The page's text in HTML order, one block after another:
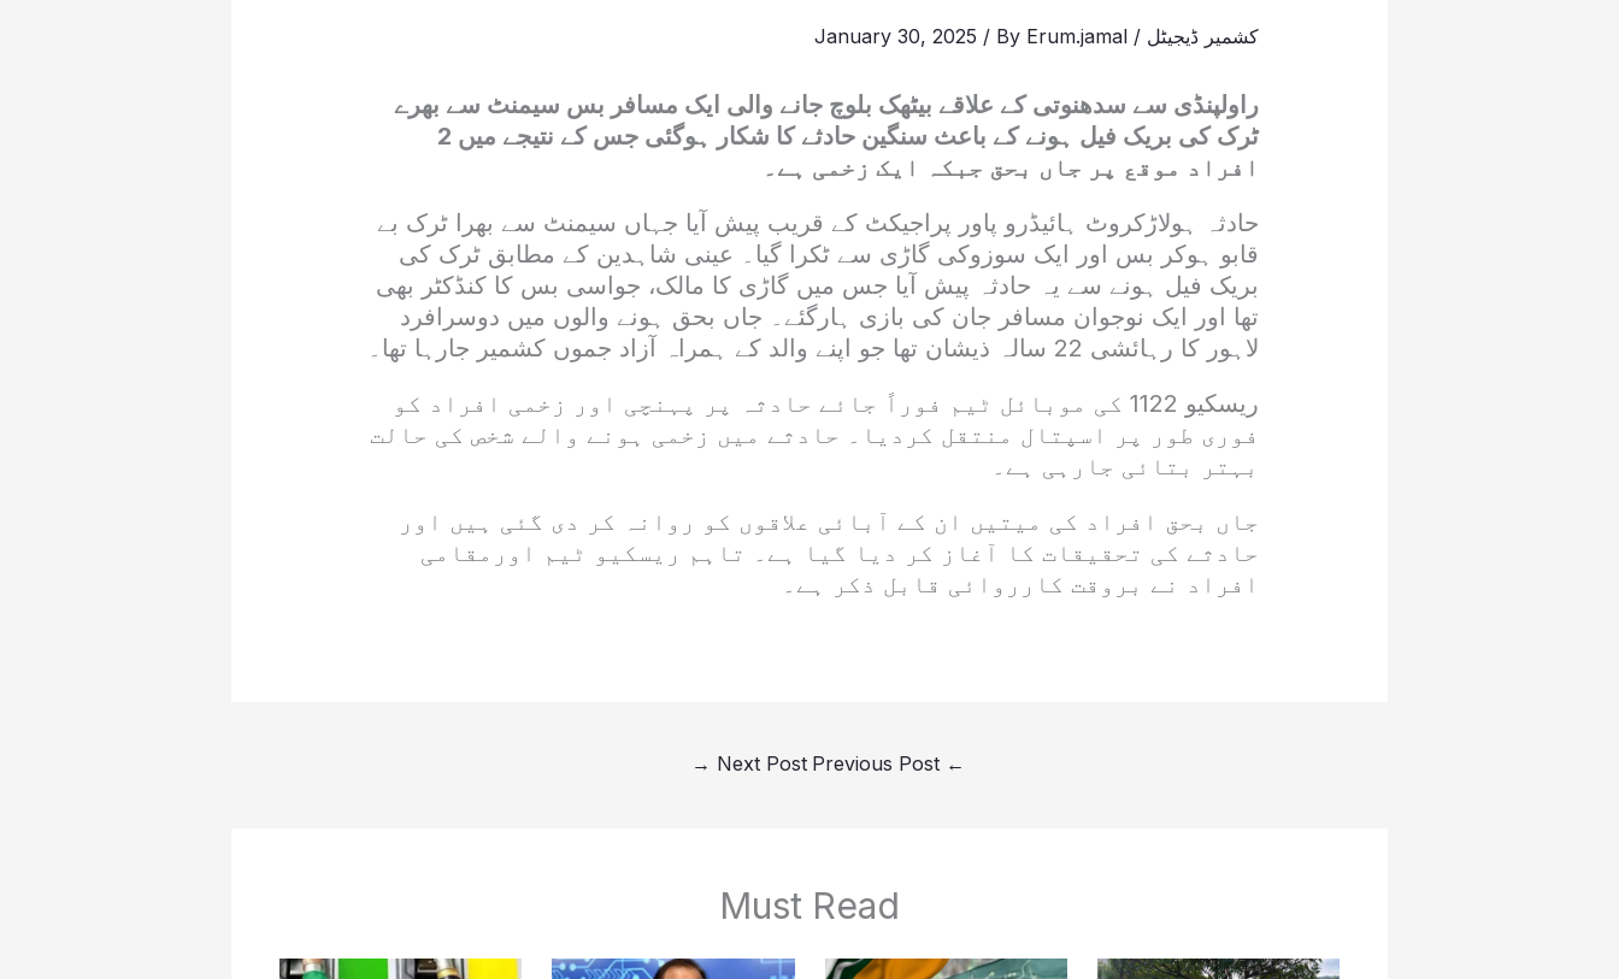
کشمیر ڈیجیٹل /
January 30, 2025 / By Erum.jamal
راولپنڈی سے سدھنوتی کے علاقے بیٹھک بلوچ جانے والی ایک مسافر بس سیمنٹ سے بھرے
ٹرک کی بریک فیل ہونے کے باعث سنگین حادثے کا شکار ہوگئی جس کے نتیجے میں 2
افراد موقع پر جاں بحق جبکہ ایک زخمی ہے۔
حادثہ ہولاڑکروٹ ہائیڈرو پاور پراجیکٹ کے قریب پیش آیا جہاں سیمنٹ سے بھرا ٹرک بے
قابو ہوکر بس اور ایک سوزوکی گاڑی سے ٹکرا گیا۔ عینی شاہدین کے مطابق ٹرک کی
بریک فیل ہونے سے یہ حادثہ پیش آیا جس میں گاڑی کا مالک، جواسی بس کا کنڈکٹر بھی
تھا اور ایک نوجوان مسافر جان کی بازی ہارگئے۔ جاں بحق ہونے والوں میں دوسرافرد
لاہور کا رہائشی 22 سالہ ذیشان تھا جو اپنے والد کے ہمراہ آزاد جموں کشمیر جارہا تھا۔
ریسکیو 1122 کی موبائل ٹیم فوراً جائے حادثہ پر پہنچی اور زخمی افراد کو
فوری طور پر اسپتال منتقل کردیا۔ حادثے میں زخمی ہونے والے شخص کی حالت
بہتر بتائی جارہی ہے۔
جاں بحق افراد کی میتیں ان کے آبائی علاقوں کو روانہ کر دی گئی ہیں اور
حادثے کی تحقیقات کا آغاز کر دیا گیا ہے۔ تاہم ریسکیو ٹیم اورمقامی
افراد نے بروقت کارروائی قابل ذکر ہے۔
←
Next Post
→
Must Read